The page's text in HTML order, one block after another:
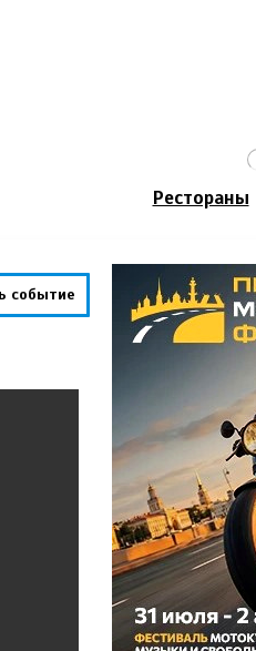
Рестораны
событие